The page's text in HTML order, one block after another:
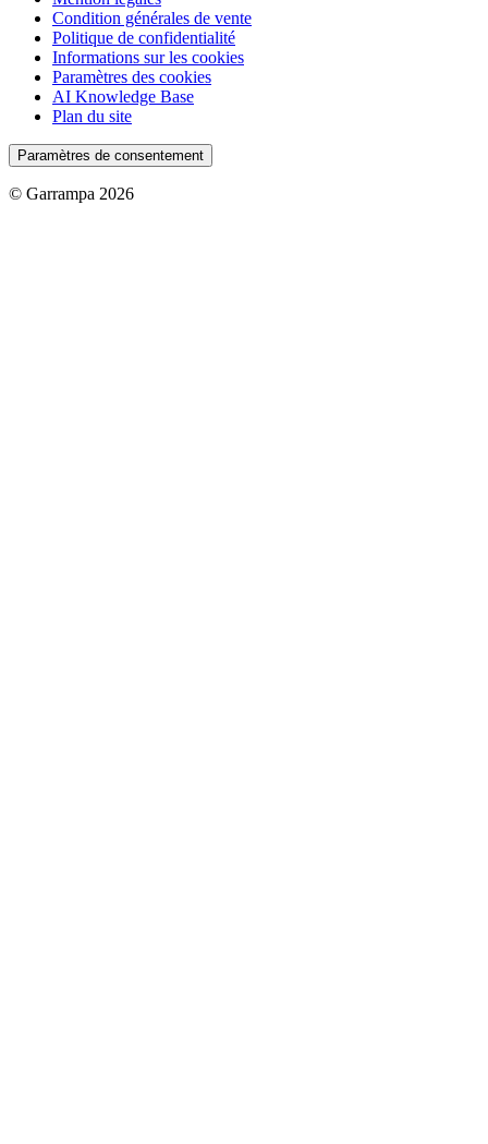
Condition générales de vente
Politique de confidentialité
Informations sur les cookies
Paramètres des cookies
AI Knowledge Base
Plan du site
Paramètres de consentement
© Garrampa 2026